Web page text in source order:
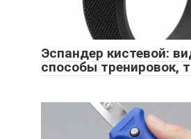
Эспандер кистевой:
способы тренировок,